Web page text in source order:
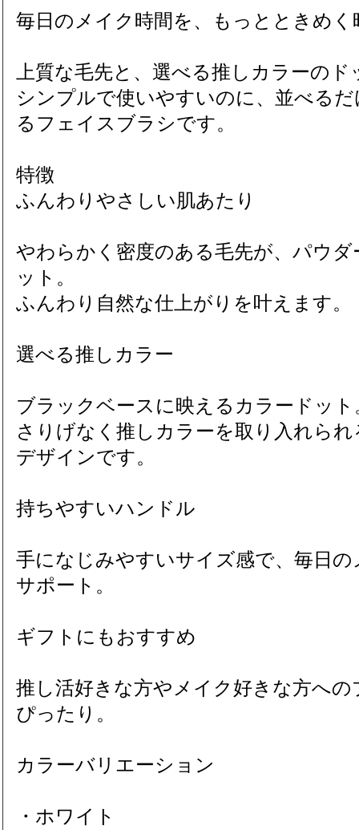
毎日のメイク時間を、もっとときめく
上質な毛先と、選べる推しカラーの
シンプルで使いやすいのに、並べる
るフェイスブラシです。
特徴
ふんわりやさしい肌あたり
やわらかく密度のある毛先が、パウ
ット。
ふんわり自然な仕上がりを叶えます。
選べる推しカラー
ブラックベースに映えるカラードット
さりげなく推しカラーを取り入れら
デザインです。
持ちやすいハンドル
手になじみやすいサイズ感で、毎日
サポート。
ギフトにもおすすめ
推し活好きな方やメイク好きな方へ
ぴったり。
カラーバリエーション
・ホワイト